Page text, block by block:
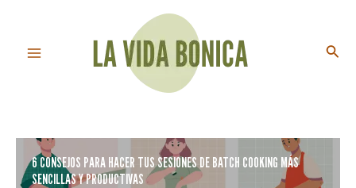
contenido
6 CONSEJOS PARA HACER TUS SESIONES DE BATCH COOKING MÁS
SENCILLAS Y PRODUCTIVAS